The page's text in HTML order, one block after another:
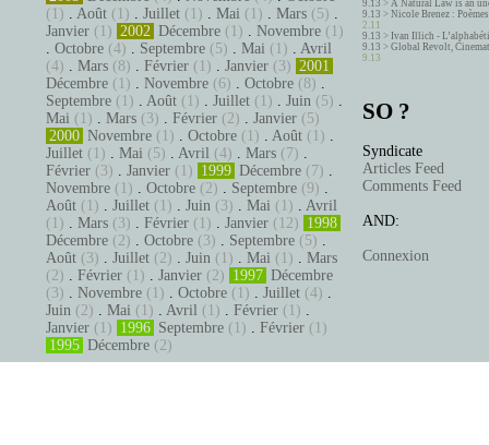
(1) . Août (1) . Juillet (1) . Mai (1) . Mars (5) .
Janvier (1) 2002 Décembre (1) . Novembre (1)
. Octobre (4) . Septembre (5) . Mai (1) . Avril
(4) . Mars (8) . Février (1) . Janvier (3) 2001
Décembre (1) . Novembre (6) . Octobre (8) .
Septembre (1) . Août (1) . Juillet (1) . Juin (5) .
Mai (1) . Mars (3) . Février (2) . Janvier (5)
2000 Novembre (1) . Octobre (1) . Août (1) .
Juillet (1) . Mai (5) . Avril (4) . Mars (7) .
Février (3) . Janvier (1) 1999 Décembre (7) .
Novembre (1) . Octobre (2) . Septembre (9) .
Août (1) . Juillet (1) . Juin (3) . Mai (1) . Avril
(1) . Mars (3) . Février (1) . Janvier (12) 1998
Décembre (2) . Octobre (3) . Septembre (5) .
Août (3) . Juillet (2) . Juin (1) . Mai (1) . Mars
(2) . Février (1) . Janvier (2) 1997 Décembre
(3) . Novembre (1) . Octobre (1) . Juillet (4) .
Juin (2) . Mai (1) . Avril (1) . Février (1) .
Janvier (1) 1996 Septembre (1) . Février (1)
1995 Décembre (2)
9.13 > A Natural Law is an
9.13 > Nicole Brenez :
2.11
9.13 > Ivan Illich -
9.13 > Global Revolt,
9.13
SO ?
Syndicate
Articles Feed
Comments Feed
AND:
Connexion